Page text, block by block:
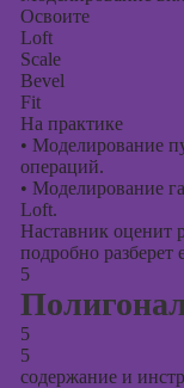
Освоите
Loft
Scale
Bevel
Fit
На практике
• Моделирование
операций.
• Моделирование
Loft.
Наставник оценит
подробно разберет
5
5
5
содержание и